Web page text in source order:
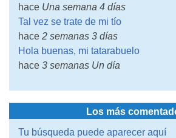
hace Una semana 4 días
Tal vez se trate de mi tío
hace 2 semanas 3 días
Hola buenas, mi tatarabuelo
hace 3 semanas Un día
Los más
Tu búsqueda puede aparecer aquí